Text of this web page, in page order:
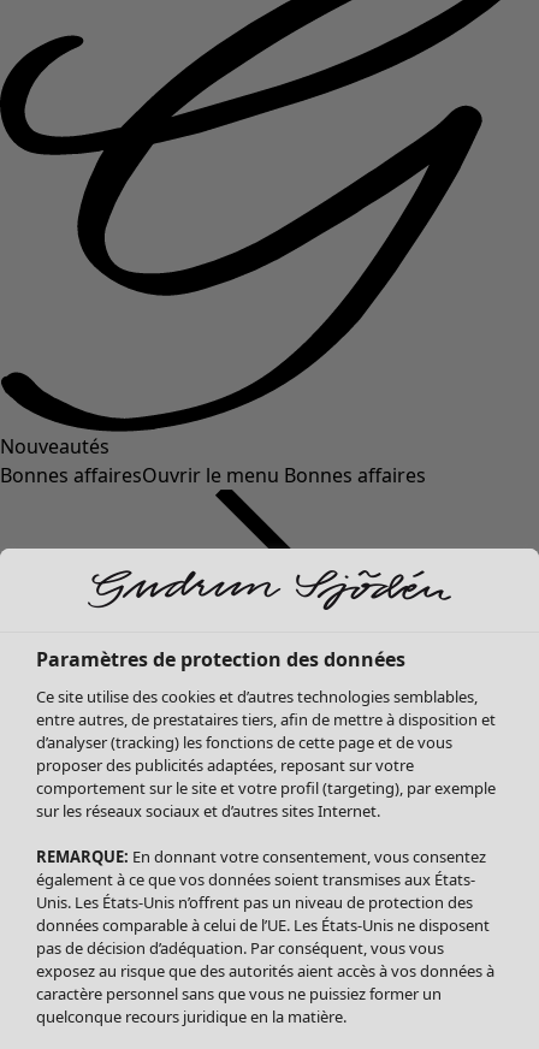
Nouveautés
Bonnes affairesOuvrir le menu Bonnes affaires
Soldes Vêtements
Tous les vêtements
Robes
Tuniques
Blouses
Tops
Gilets
Pantalon
Jupes
Paramètres de protection des données
Ce site utilise des cookies et d’autres technologies semblables,
entre autres, de prestataires tiers, afin de mettre à disposition et
d’analyser (tracking) les fonctions de cette page et de vous
proposer des publicités adaptées, reposant sur votre
comportement sur le site et votre profil (targeting), par exemple
sur les réseaux sociaux et d’autres sites Internet.
REMARQUE: En donnant votre consentement, vous consentez
également à ce que vos données soient transmises aux États-
Unis. Les États-Unis n’offrent pas un niveau de protection des
données comparable à celui de l’UE. Les États-Unis ne disposent
pas de décision d’adéquation. Par conséquent, vous vous
exposez au risque que des autorités aient accès à vos données à
caractère personnel sans que vous ne puissiez former un
quelconque recours juridique en la matière.